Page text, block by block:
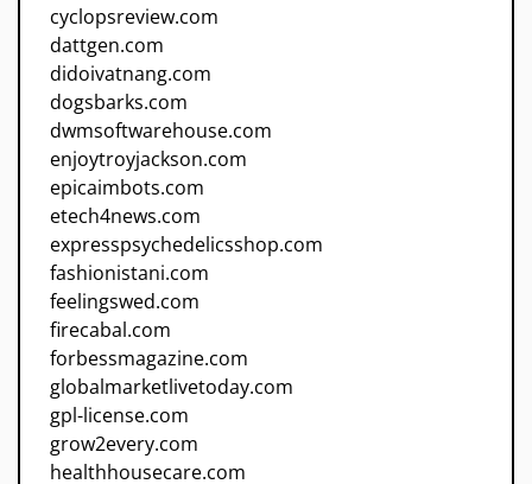
cyclopsreview.com
dattgen.com
didoivatnang.com
dogsbarks.com
dwmsoftwarehouse.com
enjoytroyjackson.com
epicaimbots.com
etech4news.com
expresspsychedelicsshop.com
fashionistani.com
feelingswed.com
firecabal.com
forbessmagazine.com
globalmarketlivetoday.com
gpl-license.com
grow2every.com
healthhousecare.com